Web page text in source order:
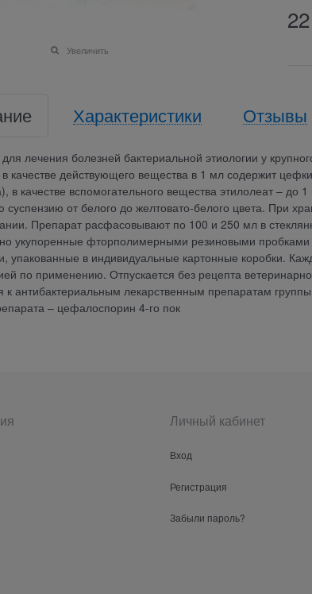
Увеличить
Характеристики Отзывы
для лечения болезней бактериальной этиологии у
в качестве действующего вещества в 1 мл содержит
в качестве вспомогательного вещества этилолеат –
суспензию от белого до желтовато-белого цвета. При
Препарат расфасовывают по 100 и 250 мл в
укупоренные фторполимерными резиновыми
упакованные в индивидуальные картонные коробки.
по применению. Отпускается без рецепта
к антибактериальным лекарственным препаратам
– цефалоспорин 4-го пок
Личный кабинет
Вход
Регистрация
Забыли пароль?